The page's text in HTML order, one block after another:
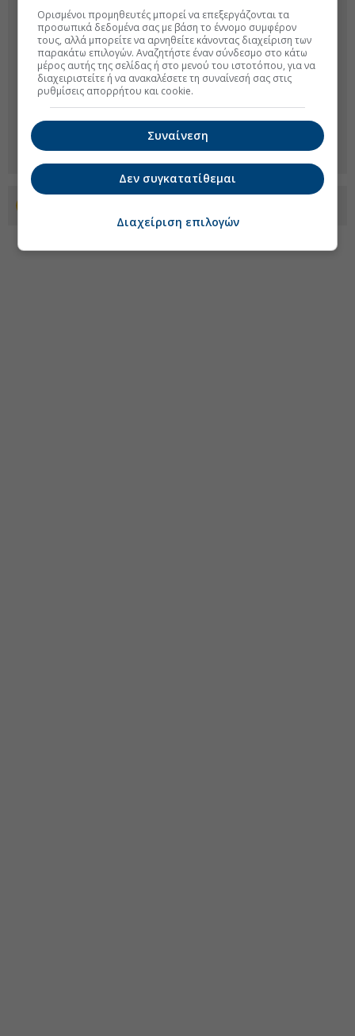
Ορισμένοι προμηθευτές μπορεί να επεξεργάζονται τα
προσωπικά δεδομένα σας με βάση το έννομο συμφέρον
τους, αλλά μπορείτε να αρνηθείτε κάνοντας διαχείριση των
παρακάτω επιλογών. Αναζητήστε έναν σύνδεσμο στο κάτω
μέρος αυτής της σελίδας ή στο μενού του ιστοτόπου, για να
διαχειριστείτε ή να ανακαλέσετε τη συναίνεσή σας στις
ρυθμίσεις απορρήτου και cookie.
Συναίνεση
Δεν συγκατατίθεμαι
Διαχείριση επιλογών